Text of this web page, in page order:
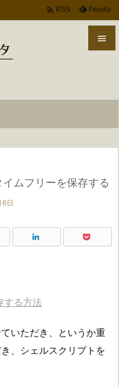


 RSS Feedly
ムフリーを保存する
日
する方法
いただき、というか重
、シェルスクリプトを